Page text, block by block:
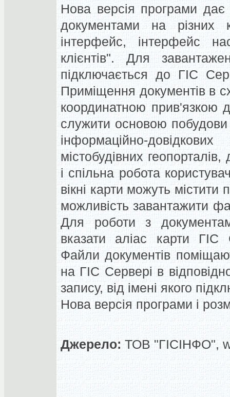
Нова версія програми дає
документами на різних
інтерфейс, інтерфейс
клієнтів". Для
підключається до ГІС
Приміщення документів в
координатною прив'язкою
служити основою побудови
інформаційно-
містобудівних
і спільна робота
вікні карти можуть
можливість завантажити
Для роботи з
вказати аліас карти
Файли документів
на ГІС Сервері в
запису, від імені якого
Нова версія програми і
Джерело: ТОВ "ГІСІНФО",